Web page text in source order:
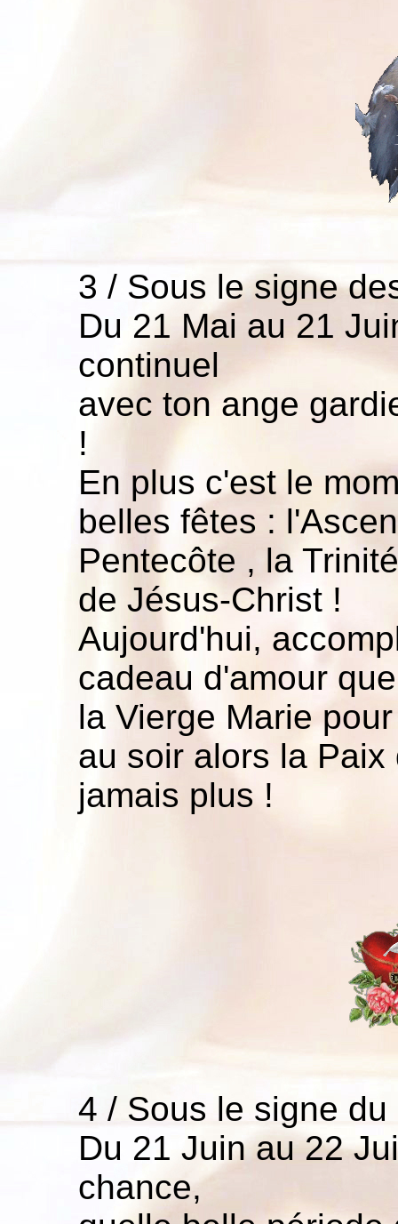
3 / Sous le signe
Du 21 Mai au 21
continuel
avec ton ange
!
En plus c'est le
belles fêtes :
Pentecôte , la
de Jésus-Christ !
Aujourd'hui,
cadeau d'amour
la Vierge Marie
au soir alors la
jamais plus !
4 / Sous le signe du
Du 21 Juin au 22
chance,